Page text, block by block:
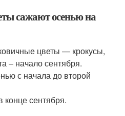
сажают осенью на
цветы — крокусы,
– начало сентября.
с начала до второй
сентября.